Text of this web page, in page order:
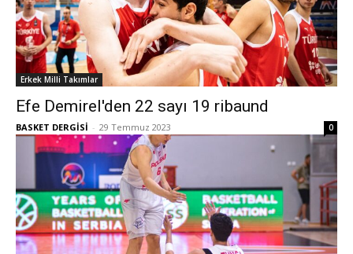
Erkek Milli Takımlar
Efe Demirel'den 22 sayı 19 ribaund
BASKET DERGİSİ - 29 Temmuz 2023 0